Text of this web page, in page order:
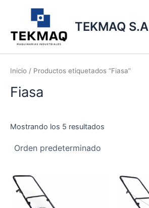
contenido
TEKMAQ S.A
Inicio / Productos etiquetados “Fiasa”
Fiasa
Mostrando los 5 resultados